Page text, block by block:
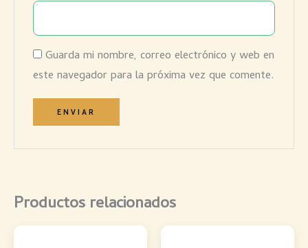
Guarda mi nombre, correo electrónico y web en
este navegador para la próxima vez que comente.
Productos relacionados